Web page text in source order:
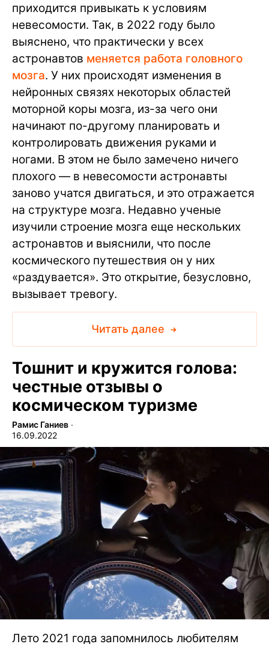
приходится привыкать к условиям
невесомости. Так, в 2022 году было
выяснено, что практически у всех
астронавтов меняется работа головного
мозга. У них происходят изменения в
нейронных связях некоторых областей
моторной коры мозга, из-за чего они
начинают по-другому планировать и
контролировать движения руками и
ногами. В этом не было замечено ничего
плохого — в невесомости астронавты
заново учатся двигаться, и это отражается
на структуре мозга. Недавно ученые
изучили строение мозга еще нескольких
астронавтов и выяснили, что после
космического путешествия он у них
«раздувается». Это открытие, безусловно,
вызывает тревогу.
Читать далее
Тошнит и кружится голова:
честные отзывы о
космическом туризме
Рамис Ганиев ∙
16.09.2022
Лето 2021 года запомнилось любителям